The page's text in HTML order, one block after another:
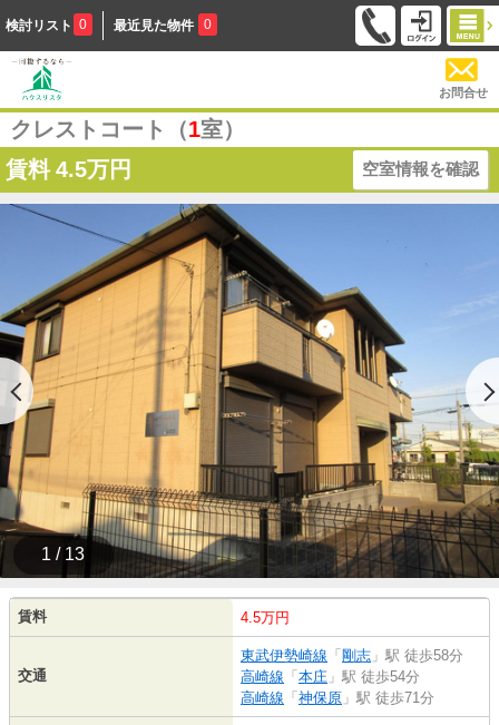
検討リスト 0 最近見た物件 0
お問合せ
クレストコート（1室）
賃料 4.5万円 空室情報を確認
1 / 13
賃料 4.5万円
交通
東武伊勢崎線 「 剛志 」駅 徒歩58分
高崎線 「 本庄 」駅 徒歩54分
高崎線 「 神保原 」駅 徒歩71分